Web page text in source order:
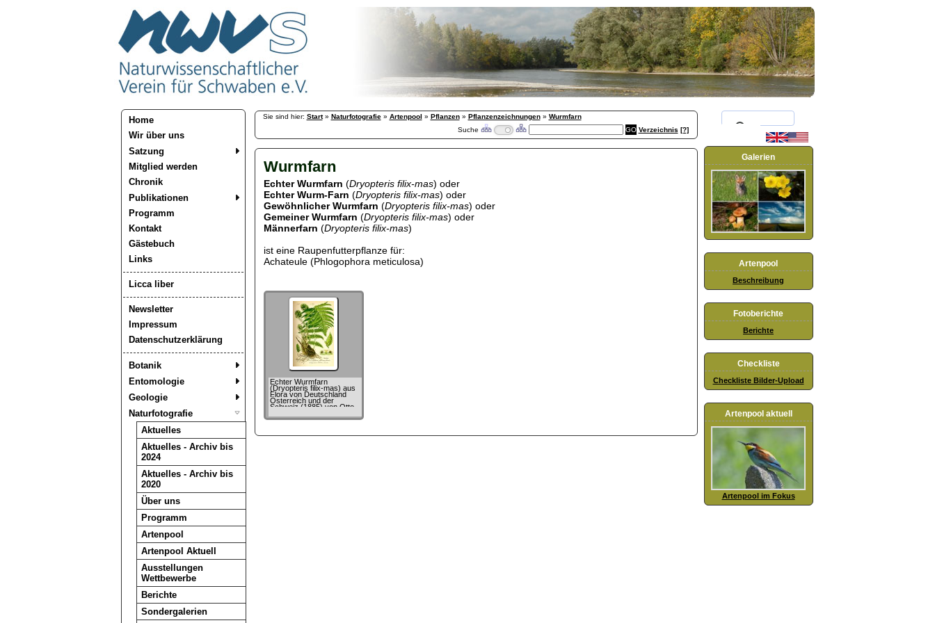
Home
Wir über uns
Satzung
Mitglied werden
Chronik
Publikationen
Programm
Kontakt
Gästebuch
Links
Licca liber
Newsletter
Impressum
Datenschutzerklärung
Botanik
Entomologie
Geologie
Naturfotografie
Aktuelles
Aktuelles - Archiv bis
2024
Aktuelles - Archiv bis
2020
Über uns
Programm
Artenpool
Artenpool Aktuell
Ausstellungen
Wettbewerbe
Berichte
Sondergalerien
Sie sind hier: Start» Naturfotografie» Artenpool » Pflanzen» Pflanzenzeichnungen» Wurmfarn
Suche
Verzeichnis [?]
Wurmfarn
Echter Wurmfarn (Dryopteris filix-mas) oder
Echter Wurm-Farn (Dryopteris filix-mas) oder
GewöhnlicherWurmfarn (Dryopteris filix-mas) oder
Gemeiner Wurmfarn (Dryopteris filix-mas) oder
Männerfarn (Dryopteris filix-mas)
ist eine Raupenfutterpflanze für:
Achateule (Phlogophora meticulosa)
Echter Wurmfarn
(Dryopteris filix-mas) aus
Flora von Deutschland
Österreich und der
Schweiz (1885) von Otto
Galerien
Artenpool
Beschreibung
Fotoberichte
Berichte
Checkliste
Checkliste Bilder-Upload
Artenpool aktuell
Artenpool im Fokus